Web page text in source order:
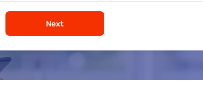
Next